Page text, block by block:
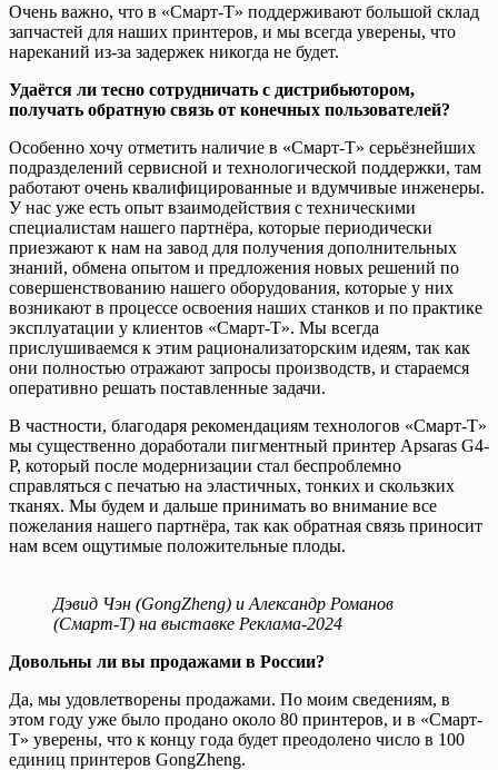
Очень важно, что в «Смарт-Т» поддерживают большой склад
запчастей для наших принтеров, и мы всегда уверены, что
нареканий из-за задержек никогда не будет.
Удаётся ли тесно сотрудничать с дистрибьютором,
получать обратную связь от конечных пользователей?
Особенно хочу отметить наличие в «Смарт-Т» серьёзнейших
подразделений сервисной и технологической поддержки, там
работают очень квалифицированные и вдумчивые инженеры.
У нас уже есть опыт взаимодействия с техническими
специалистам нашего партнёра, которые периодически
приезжают к нам на завод для получения дополнительных
знаний, обмена опытом и предложения новых решений по
совершенствованию нашего оборудования, которые у них
возникают в процессе освоения наших станков и по практике
эксплуатации у клиентов «Смарт-Т». Мы всегда
прислушиваемся к этим рационализаторским идеям, так как
они полностью отражают запросы производств, и стараемся
оперативно решать поставленные задачи.
В частности, благодаря рекомендациям технологов «Смарт-Т»
мы существенно доработали пигментный принтер Apsaras G4-
P, который после модернизации стал беспроблемно
справляться с печатью на эластичных, тонких и скользких
тканях. Мы будем и дальше принимать во внимание все
пожелания нашего партнёра, так как обратная связь приносит
нам всем ощутимые положительные плоды.
Дэвид Чэн (GongZheng) и Александр Романов
(Смарт-Т) на выставке Реклама-2024
Довольны ли вы продажами в России?
Да, мы удовлетворены продажами. По моим сведениям, в
этом году уже было продано около 80 принтеров, и в «Смарт-
Т» уверены, что к концу года будет преодолено число в 100
единиц принтеров GongZheng.